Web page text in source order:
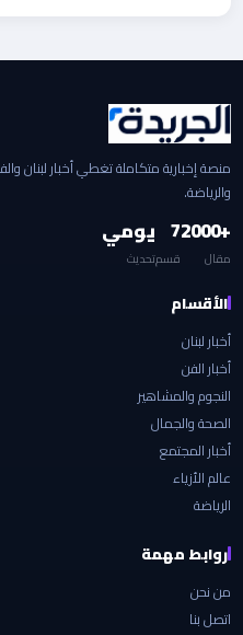
منصة إخبارية متكاملة تغطي أخبار لبنان
والرياضة.
+2000
مقال
7
قسم
يومي
تحديث
الأقسام
أخبار لبنان
أخبار الفن
النجوم والمشاهير
الصحة والجمال
أخبار المجتمع
عالم الأزياء
الرياضة
روابط مهمة
من نحن
اتصل بنا